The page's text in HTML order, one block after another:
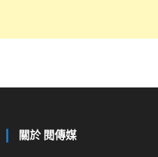
關於 閱傳媒